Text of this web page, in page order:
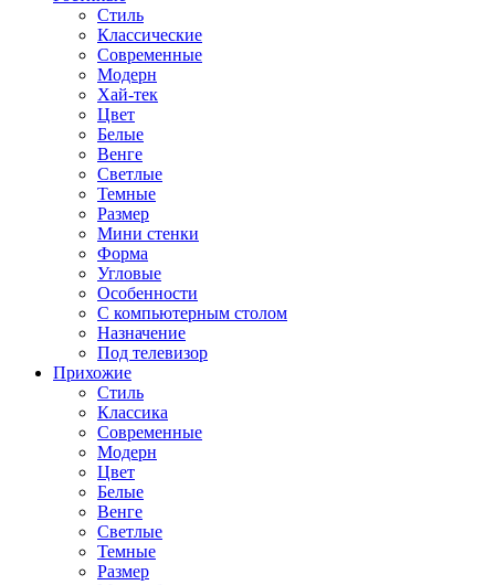
Стиль
Классические
Современные
Модерн
Хай-тек
Цвет
Белые
Венге
Светлые
Темные
Размер
Мини стенки
Форма
Угловые
Особенности
С компьютерным столом
Назначение
Под телевизор
Прихожие
Стиль
Классика
Современные
Модерн
Цвет
Белые
Венге
Светлые
Темные
Размер